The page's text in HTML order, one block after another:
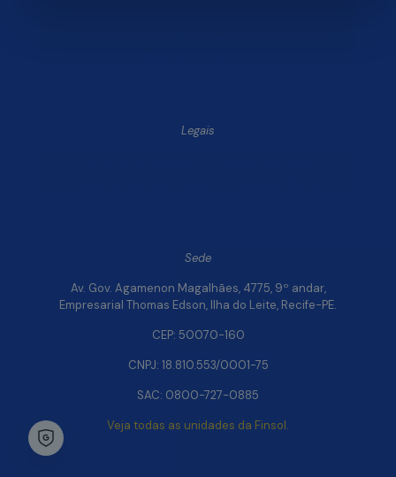
Legais
Sede
Av. Gov. Agamenon Magalhães, 4775, 9º andar,
Empresarial Thomas Edson, Ilha do Leite, Recife-PE.
CEP: 50070-160
CNPJ: 18.810.553/0001-75
SAC: 0800-727-0885
Veja todas as unidades da Finsol.